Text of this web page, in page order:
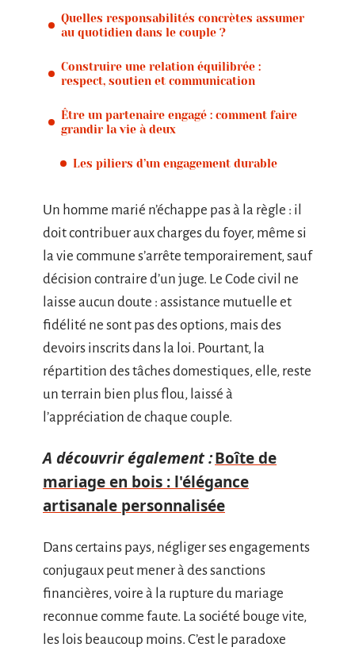
Quelles responsabilités concrètes assumer
au quotidien dans le couple ?
Construire une relation équilibrée :
respect, soutien et communication
Être un partenaire engagé : comment faire
grandir la vie à deux
Les piliers d’un engagement durable
Un homme marié n’échappe pas à la règle : il
doit contribuer aux charges du foyer, même si
la vie commune s’arrête temporairement, sauf
décision contraire d’un juge. Le Code civil ne
laisse aucun doute : assistance mutuelle et
fidélité ne sont pas des options, mais des
devoirs inscrits dans la loi. Pourtant, la
répartition des tâches domestiques, elle, reste
un terrain bien plus flou, laissé à
l’appréciation de chaque couple.
A découvrir également :Boîte de
mariage en bois : l'élégance
artisanale personnalisée
Dans certains pays, négliger ses engagements
conjugaux peut mener à des sanctions
financières, voire à la rupture du mariage
reconnue comme faute. La société bouge vite,
les lois beaucoup moins. C’est le paradoxe